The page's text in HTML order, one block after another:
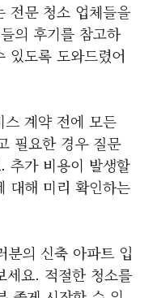
전문 청소 업체들을
의 후기를 참고하
있도록 도와드렸어
계약 전에 모든
필요한 경우 질문
추가 비용이 발생할
대해 미리 확인하는
분의 신축 아파트 입
세요. 적절한 청소를